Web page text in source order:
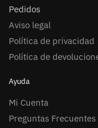
Pedidos
Aviso legal
Política de privacidad
Política de
Ayuda
Mi Cuenta
Preguntas Frecuentes